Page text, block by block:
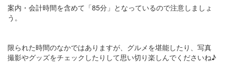
案内・会計時間を含めて「85分」となっているので注意しましょ
う。
限られた時間のなかではありますが、グルメを堪能したり、写真
撮影やグッズをチェックしたりして思い切り楽しんでくださいね♪